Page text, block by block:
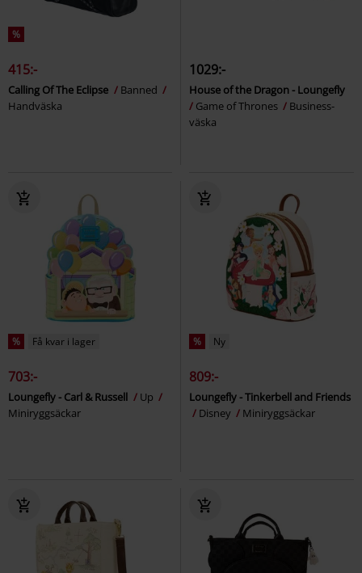
%
415:-
Calling Of The Eclipse
Banned
Handväska
1029:-
House of the Dragon - Loungefly
Game of Thrones
Business-
väska
% Få kvar i lager
703:-
Loungefly - Carl & Russell
Up
Miniryggsäckar
% Ny
809:-
Loungefly - Tinkerbell and Friends
Disney
Miniryggsäckar